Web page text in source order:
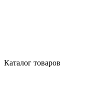
Каталог товаров